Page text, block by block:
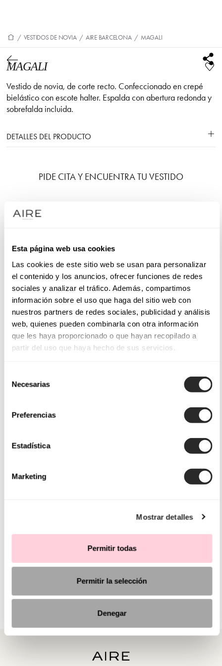
Esta página web usa cookies
Las cookies de este sitio web se usan para personalizar
el contenido y los anuncios, ofrecer funciones de redes
sociales y analizar el tráfico. Además, compartimos
información sobre el uso que haga del sitio web con
nuestros partners de redes sociales, publicidad y análisis
web, quienes pueden combinarla con otra información
que les haya proporcionado o que hayan recopilado a
partir del uso que haya hecho de sus servicios.
Necesarias
Preferencias
Estadística
Marketing
Mostrar detalles
Permitir todas
Permitir la selección
Denegar
/ VESTIDOS DE NOVIA / AIRE BARCELONA / MAGALI
MAGALI
Vestido de novia, de corte recto. Confeccionado en crepé
bielástico con escote halter. Espalda con abertura redonda y
sobrefalda incluida.
DETALLES DEL PRODUCTO
PIDE CITA Y ENCUENTRA TU VESTIDO